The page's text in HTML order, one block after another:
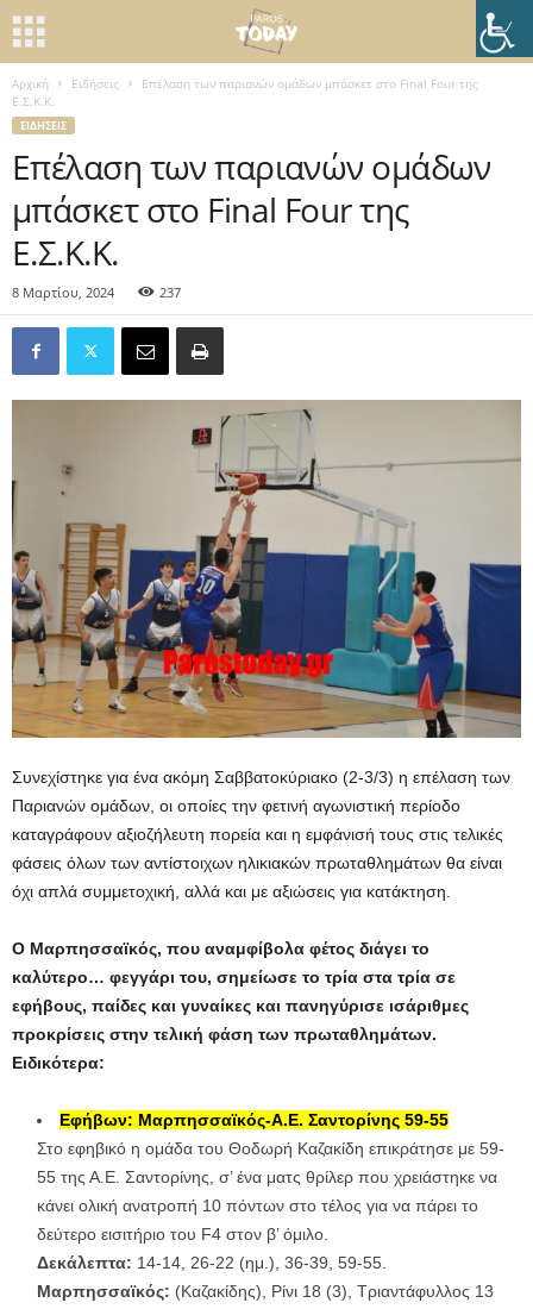
Αρχική Ειδήσεις
Επέλαση των παριανών ομάδων μπάσκετ στο Final Four της
Ε.Σ.Κ.Κ.
ΕΙΔΉΣΕΙΣ
Επέλαση των παριανών ομάδων
μπάσκετ στο Final Four της
Ε.Σ.Κ.Κ.
8 Μαρτίου, 2024 237
Συνεχίστηκε για ένα ακόμη Σαββατοκύριακο (2-3/3) η επέλαση των
Παριανών ομάδων, οι οποίες την φετινή αγωνιστική περίοδο
καταγράφουν αξιοζήλευτη πορεία και η εμφάνισή τους στις τελικές
φάσεις όλων των αντίστοιχων ηλικιακών πρωταθλημάτων θα είναι
όχι απλά συμμετοχική, αλλά και με αξιώσεις για κατάκτηση.
Ο Μαρπησσαϊκός, που αναμφίβολα φέτος διάγει το
καλύτερο… φεγγάρι του, σημείωσε το τρία στα τρία σε
εφήβους, παίδες και γυναίκες και πανηγύρισε ισάριθμες
προκρίσεις στην τελική φάση των πρωταθλημάτων.
Ειδικότερα:
Εφήβων: Μαρπησσαϊκός-Α.Ε. Σαντορίνης 59-55
Στο εφηβικό η ομάδα του Θοδωρή Καζακίδη επικράτησε με 59-
55 της Α.Ε. Σαντορίνης, σ’ ένα ματς θρίλερ που χρειάστηκε να
κάνει ολική ανατροπή 10 πόντων στο τέλος για να πάρει το
δεύτερο εισιτήριο του F4 στον β’ όμιλο.
Δεκάλεπτα: 14-14, 26-22 (ημ.), 36-39, 59-55.
Μαρπησσαϊκός: (Καζακίδης), Ρίνι 18 (3), Τριαντάφυλλος 13